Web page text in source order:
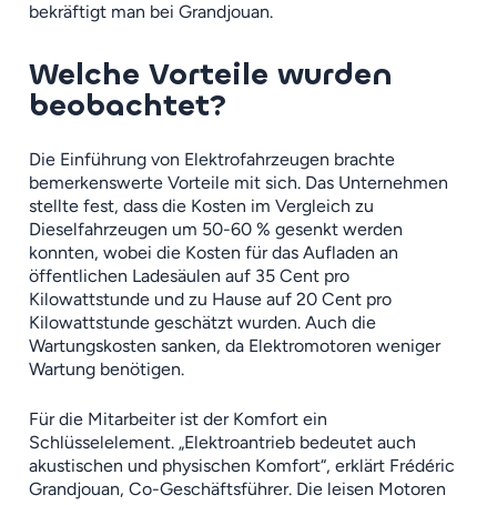
bekräftigt man bei Grandjouan.
Welche Vorteile wurden
beobachtet?
Die Einführung von Elektrofahrzeugen brachte
bemerkenswerte Vorteile mit sich. Das Unternehmen
stellte fest, dass die Kosten im Vergleich zu
Dieselfahrzeugen um 50-60 % gesenkt werden
konnten, wobei die Kosten für das Aufladen an
öffentlichen Ladesäulen auf 35 Cent pro
Kilowattstunde und zu Hause auf 20 Cent pro
Kilowattstunde geschätzt wurden. Auch die
Wartungskosten sanken, da Elektromotoren weniger
Wartung benötigen.
Für die Mitarbeiter ist der Komfort ein
Schlüsselelement. „Elektroantrieb bedeutet auch
akustischen und physischen Komfort“, erklärt Frédéric
Grandjouan, Co-Geschäftsführer. Die leisen Motoren